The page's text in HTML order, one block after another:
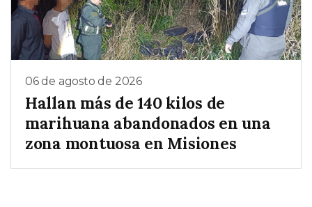
06 de agosto de 2026
Hallan más de 140 kilos de
marihuana abandonados en una
zona montuosa en Misiones